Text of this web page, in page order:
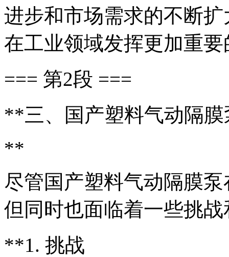
进步和市场需求的不断
在工业领域发挥更加重
=== 第2段 ===
**三、国产塑料气动隔
**
尽管国产塑料气动隔膜
但同时也面临着一些挑
**1. 挑战